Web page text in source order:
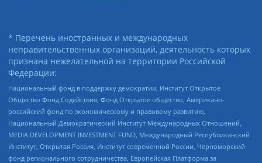
* Перечень иностранных и международных
неправительственных организаций, деятельность которых
признана нежелательной на территории Российской
Федерации:
Национальный фонд в поддержку демократии, Институт Открытое
Общество Фонд Содействия, Фонд Открытое общество, Американо-
российский фонд по экономическому и правовому развитию,
Национальный Демократический Институт Международных Отношений,
MEDIA DEVELOPMENT INVESTMENT FUND, Международный Республиканский
Институт, Открытая Россия, Институт современной России, Черноморский
фонд регионального сотрудничества, Европейская Платформа за